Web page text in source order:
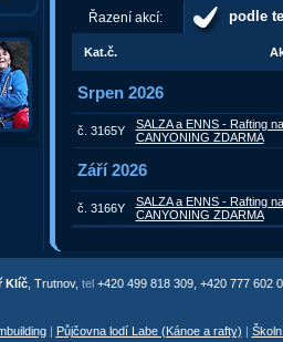
Řazení akcí: podle
Kat.č.
Srpen 2026
č. 3165Y
SALZA a ENNS - Rafting
CANYONING ZDARMA
Září 2026
č. 3166Y
SALZA a ENNS - Rafting
CANYONING ZDARMA
Klíč, Trutnov, tel +420 499 818 309, +420 777 602
| Půjčovna lodí Labe (Kánoe a rafty) |